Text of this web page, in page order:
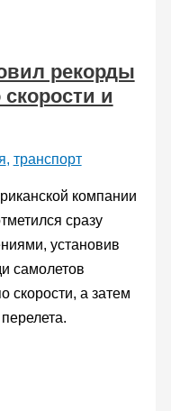
рекорды
и
, транспорт
компании
сразу
установив
самолетов
скорости, а затем